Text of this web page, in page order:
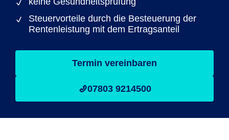
Steuervorteile durch die Besteuerung der
Rentenleistung mit dem Ertragsanteil
Termin vereinbaren
07803 9214500